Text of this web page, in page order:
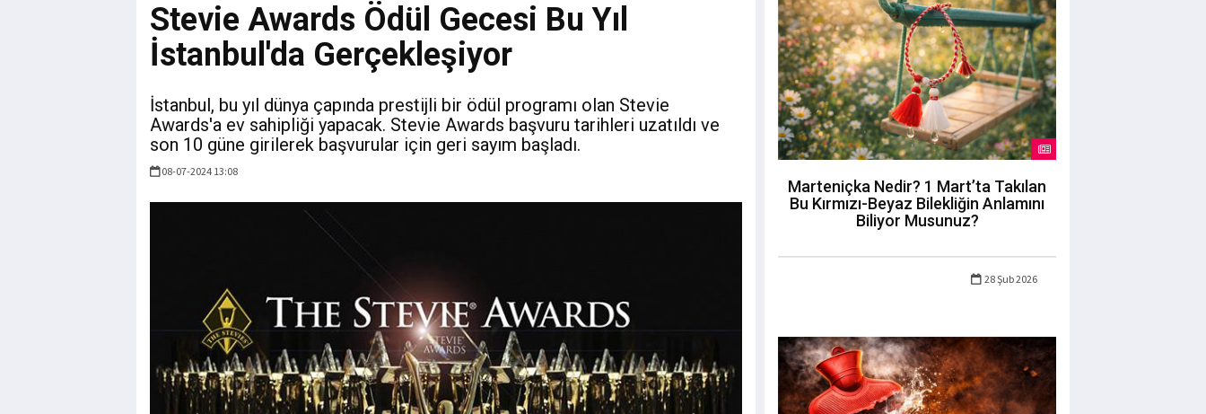
Stevie Awards Ödül Gecesi Bu Yıl
İstanbul'da Gerçekleşiyor
İstanbul, bu yıl dünya çapında prestijli bir ödül programı olan Stevie
Awards'a ev sahipliği yapacak. Stevie Awards başvuru tarihleri uzatıldı ve
son 10 güne girilerek başvurular için geri sayım başladı.
08-07-2024 13:08
Marteniçka Nedir? 1 Mart’ta Takılan
Bu Kırmızı-Beyaz Bilekliğin Anlamını
Biliyor Musunuz?
28 Şub 2026